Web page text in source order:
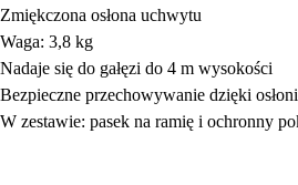
Zmiękczona osłona uchwytu
Waga: 3,8 kg
Nadaje się do gałęzi do 4 m wysokości
Bezpieczne przechowywanie dzięki
W zestawie: pasek na ramię i ochronny